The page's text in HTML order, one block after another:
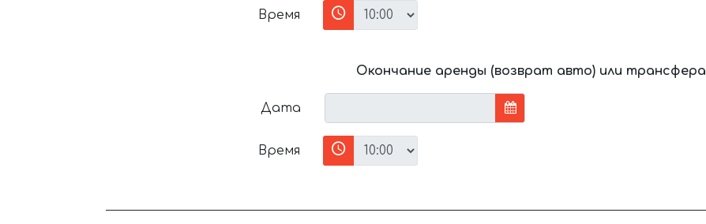
Время
Окончание аренды (возврат авто) или трансфера
Дата
Время